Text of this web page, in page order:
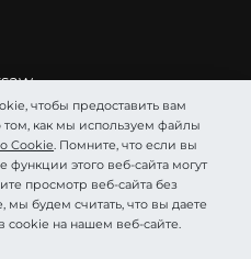
чтобы предоставить вам
том, как мы используем файлы
Cookie. Помните, что если вы
этого веб-сайта могут
просмотр веб-сайта без
будем считать, что вы даете
cookie на нашем веб-сайте.